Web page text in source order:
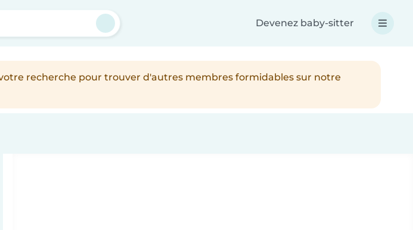
Devenez baby-sitter
recherche pour trouver d'autres membres formidables sur notre